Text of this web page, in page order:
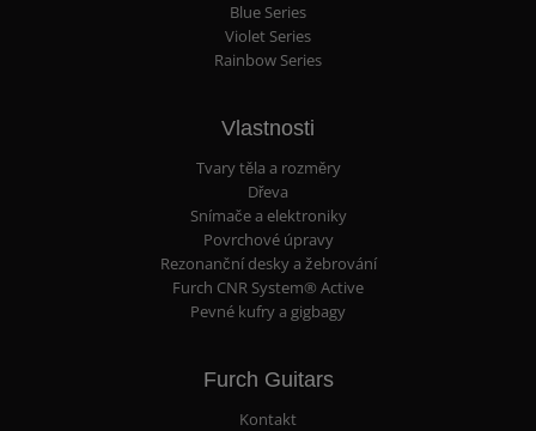
Blue Series
Violet Series
Rainbow Series
Vlastnosti
Tvary těla a rozměry
Dřeva
Snímače a elektroniky
Povrchové úpravy
Rezonanční desky a žebrování
Furch CNR System® Active
Pevné kufry a gigbagy
Furch Guitars
Kontakt